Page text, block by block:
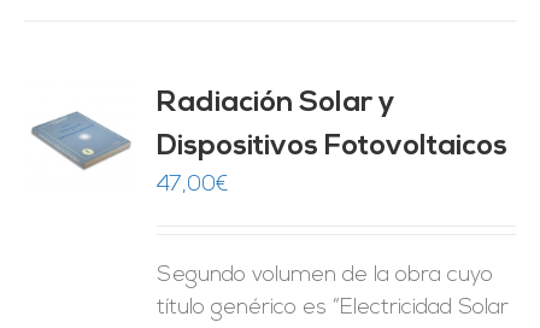
Radiación Solar y
Dispositivos Fotovoltaicos
47,00€
Segundo volumen de la obra cuyo
título genérico es “Electricidad Solar